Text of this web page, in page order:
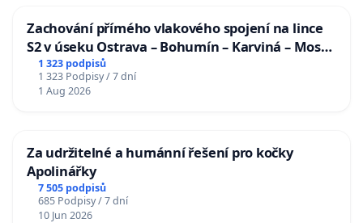
Zachování přímého vlakového spojení na lince
S2 v úseku Ostrava – Bohumín – Karviná – Mosty
u Jablunkova
1 323 podpisů
1 323 Podpisy / 7 dní
1 Aug 2026
Za udržitelné a humánní řešení pro kočky
Apolinářky
7 505 podpisů
685 Podpisy / 7 dní
10 Jun 2026